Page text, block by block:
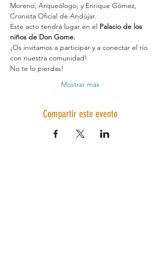
Moreno, Arqueólogo, y Enrique Gómez,
Cronista Oficial de Andújar.
Este acto tendrá lugar en el Palacio de los
niños de Don Gome.
¡Os invitamos a participar y a conectar el río
con nuestra comunidad!
No te lo pierdas!
Mostrar más
Compartir este evento